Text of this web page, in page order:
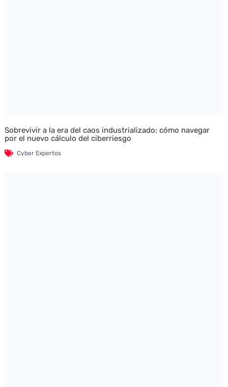
Sobrevivir a la era del caos industrializado: cómo navegar
por el nuevo cálculo del ciberriesgo
Cyber Expertos